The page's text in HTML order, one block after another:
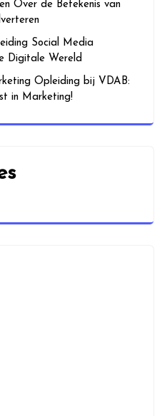
Over de Betekenis van
Social Media
Digitale Wereld
Opleiding bij VDAB:
in Marketing!